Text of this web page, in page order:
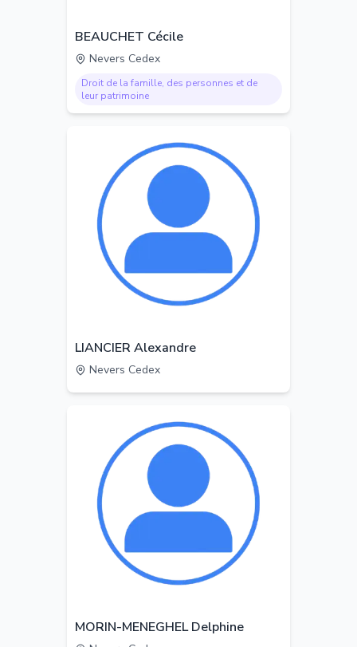
BEAUCHET Cécile
Nevers Cedex
Droit de la famille, des personnes et de
leur patrimoine
LIANCIER Alexandre
Nevers Cedex
MORIN-MENEGHEL Delphine